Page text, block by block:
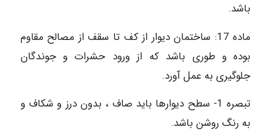
باشد.
ماده 17: ساختمان دیوار از کف تا سقف از مصالح مقاوم
بوده و طوری باشد که از ورود حشرات و جوندگان
جلوگیری به عمل آورد.
تبصره 1- سطح دیوارها باید صاف ، بدون درز و شکاف و
به رنگ روشن باشد.